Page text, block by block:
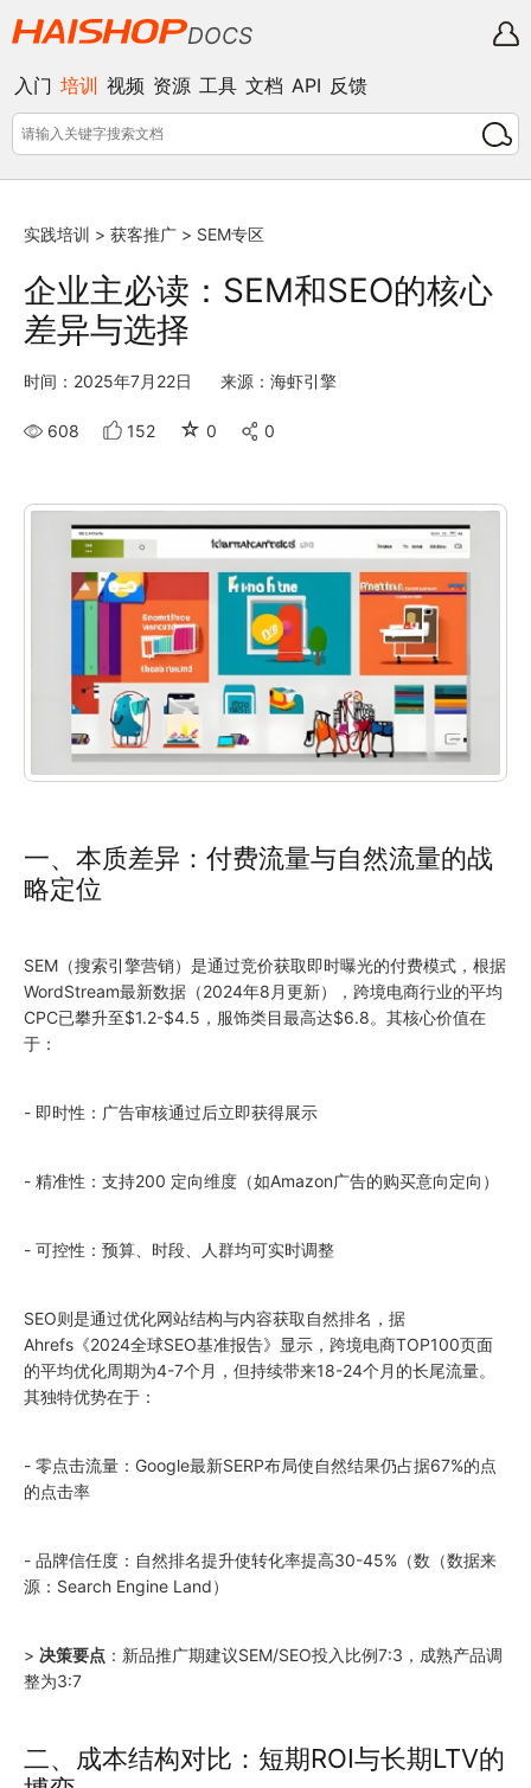
DOCS
入门 培训 视频 资源 工具 文档 API 反馈
实践培训 > 获客推广 > SEM专区
企业主必读：SEM和SEO的核心
差异与选择
时间：2025年7月22日 来源：海虾引擎
608 152 ☆ 0 0
一、本质差异：付费流量与自然流量的战
略定位
SEM（搜索引擎营销）是通过竞价获取即时曝光的付费模式，根据
WordStream最新数据（2024年8月更新），跨境电商行业的平均
CPC已攀升至$1.2-$4.5，服饰类目最高达$6.8。其核心价值在
于：
- 即时性：广告审核通过后立即获得展示
- 精准性：支持200 定向维度（如Amazon广告的购买意向定向）
- 可控性：预算、时段、人群均可实时调整
SEO则是通过优化网站结构与内容获取自然排名，据
Ahrefs《2024全球SEO基准报告》显示，跨境电商TOP100页面
的平均优化周期为4-7个月，但持续带来18-24个月的长尾流量。
其独特优势在于：
- 零点击流量：Google最新SERP布局使自然结果仍占据67%的点
的点击率
- 品牌信任度：自然排名提升使转化率提高30-45%（数（数据来
源：Search Engine Land）
> 决策要点 ：新品推广期建议SEM/SEO投入比例7:3，成熟产品调
整为3:7
二、成本结构对比：短期ROI与长期LTV的